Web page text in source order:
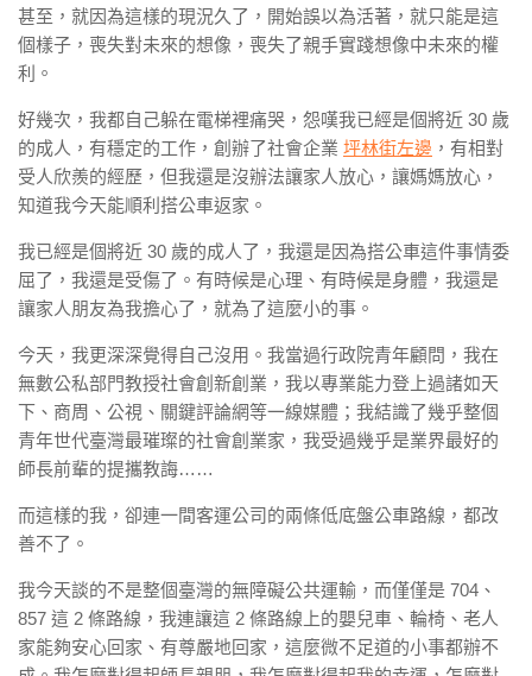
甚至，就因為這樣的現況久了，開始誤以為活著，就只能是這
個樣子，喪失對未來的想像，喪失了親手實踐想像中未來的權
利。
好幾次，我都自己躲在電梯裡痛哭，怨嘆我已經是個將近 30 歲
的成人，有穩定的工作，創辦了社會企業 坪林街左邊 ，有相對
受人欣羨的經歷，但我還是沒辦法讓家人放心，讓媽媽放心，
知道我今天能順利搭公車返家。
我已經是個將近 30 歲的成人了，我還是因為搭公車這件事情委
屈了，我還是受傷了。有時候是心理、有時候是身體，我還是
讓家人朋友為我擔心了，就為了這麼小的事。
今天，我更深深覺得自己沒用。我當過行政院青年顧問，我在
無數公私部門教授社會創新創業，我以專業能力登上過諸如天
下、商周、公視、關鍵評論網等一線媒體；我結識了幾乎整個
青年世代臺灣最璀璨的社會創業家，我受過幾乎是業界最好的
師長前輩的提攜教誨……
而這樣的我，卻連一間客運公司的兩條低底盤公車路線，都改
善不了。
我今天談的不是整個臺灣的無障礙公共運輸，而僅僅是 704、
857 這 2 條路線，我連讓這 2 條路線上的嬰兒車、輪椅、老人
家能夠安心回家、有尊嚴地回家，這麼微不足道的小事都辦不